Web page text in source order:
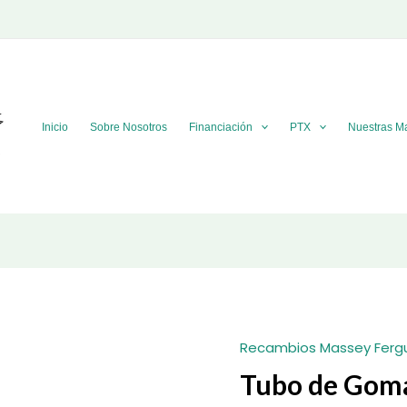
Inicio Sobre Nosotros Financiación PTX Nuestras
Recambios Massey
Tubo de